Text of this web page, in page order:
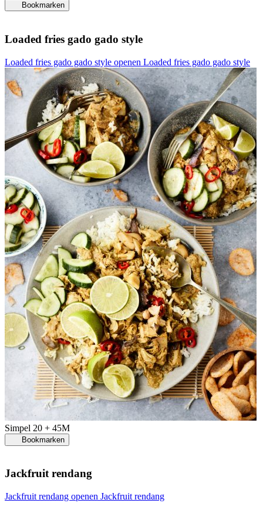
Bookmarken
Loaded fries gado gado style
Loaded fries gado gado style openen Loaded fries gado gado style
Simpel 20 + 45M
Bookmarken
Jackfruit rendang
Jackfruit rendang openen Jackfruit rendang